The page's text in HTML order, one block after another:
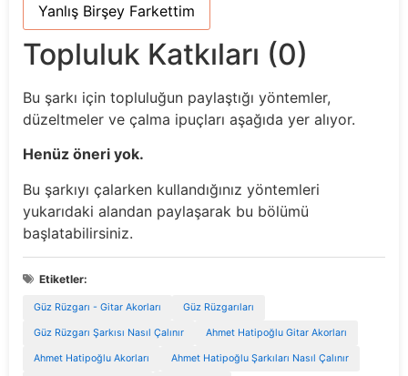
Yanlış Birşey Farkettim
Topluluk Katkıları (0)
Bu şarkı için topluluğun paylaştığı yöntemler,
düzeltmeler ve çalma ipuçları aşağıda yer alıyor.
Henüz öneri yok.
Bu şarkıyı çalarken kullandığınız yöntemleri
yukarıdaki alandan paylaşarak bu bölümü
başlatabilirsiniz.
Etiketler:
Güz Rüzgarı - Gitar Akorları Güz Rüzgarıları
Güz Rüzgarı Şarkısı Nasıl Çalınır Ahmet Hatipoğlu Gitar Akorları
Ahmet Hatipoğlu Akorları Ahmet Hatipoğlu Şarkıları Nasıl Çalınır